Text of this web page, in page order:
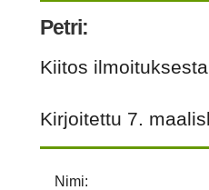
Petri:
Kiitos
Kirjoitettu 7.
Nimi: